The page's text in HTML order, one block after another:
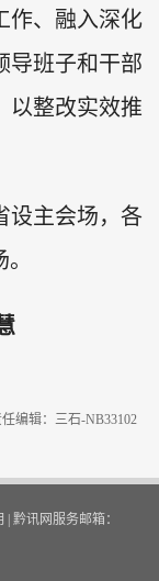
作、融入深化
导班子和干部
以整改实效推
设主会场，各
编辑：三石-NB33102
| 黔讯网服务邮箱：